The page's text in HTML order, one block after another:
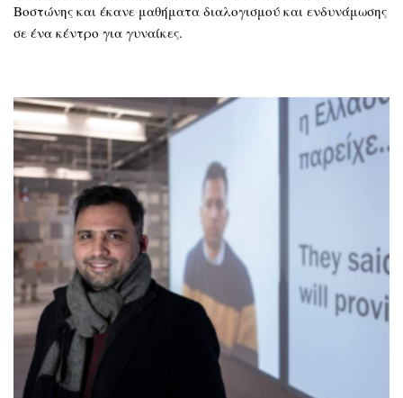
Βοστώνης και έκανε μαθήματα διαλογισμού και ενδυνάμωσης
σε ένα κέντρο για γυναίκες.